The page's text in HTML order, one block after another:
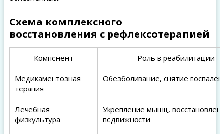
Схема комплексного
восстановления с рефлексотерапией
Компонент Роль в реабилитации
Медикаментозная
терапия
Обезболивание, снятие
Лечебная
физкультура
Укрепление мышц,
подвижности